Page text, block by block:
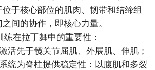
于核心部位的肌肉、韧带和结缔组
间的协作，即核心力量。
在拉丁舞中的重要性：
先于髋关节屈肌、外展肌、伸肌；
统为脊柱提供稳定性：以腹肌和多裂